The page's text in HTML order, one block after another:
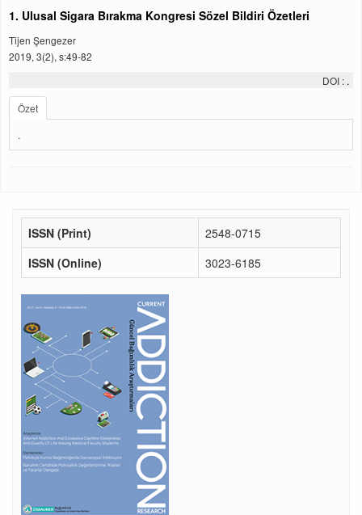
1. Ulusal Sigara Bırakma Kongresi Sözel Bildiri Özetleri
Tijen Şengezer
2019, 3(2), s:49-82
DOI : .
Özet
.
ISSN (Print)
2548-0715
ISSN (Online)
3023-6185